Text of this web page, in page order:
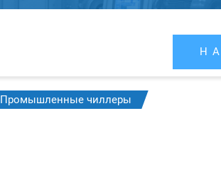
Промышленные чиллеры